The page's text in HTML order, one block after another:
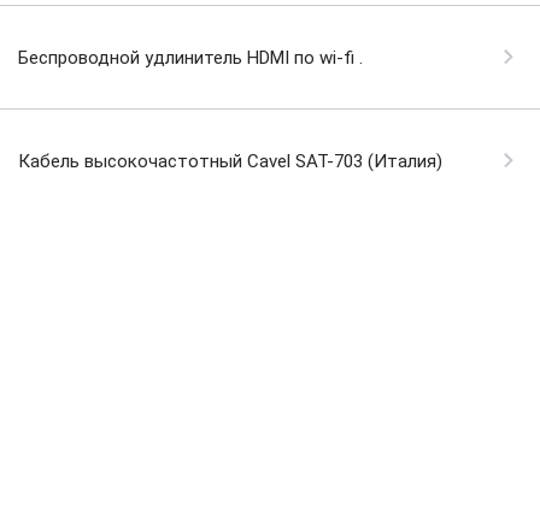
Беспроводной удлинитель HDMI по wi-fi .
Кабель высокочастотный Cavel SAT-703 (Италия)